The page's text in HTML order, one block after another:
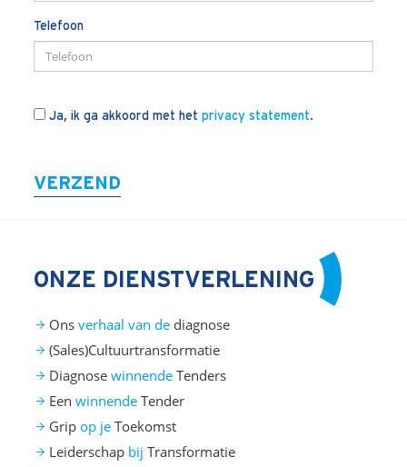
Telefoon
Ja, ik ga akkoord met het privacy statement.
VERZEND
ONZE DIENSTVERLENING
Ons verhaal van de diagnose
(Sales)Cultuurtransformatie
Diagnose winnende Tenders
Een winnende Tender
Grip op je Toekomst
Leiderschap bij Transformatie